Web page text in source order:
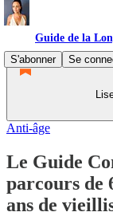
Guide de la
S'abonner
Se
Anti-âge
Le Guide
parcours de
ans de